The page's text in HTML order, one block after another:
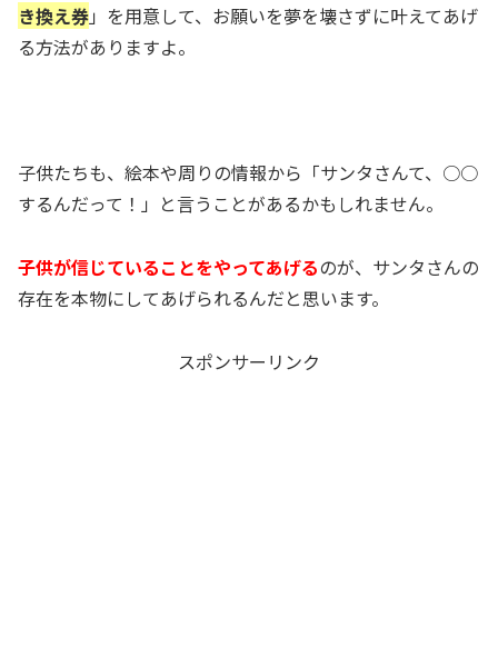
き換え券」を用意して、お願いを夢を壊さずに叶えてあげ
る方法がありますよ。
子供たちも、絵本や周りの情報から「サンタさんて、○○
するんだって！」と言うことがあるかもしれません。
子供が信じていることをやってあげるのが、サンタさんの
存在を本物にしてあげられるんだと思います。
スポンサーリンク